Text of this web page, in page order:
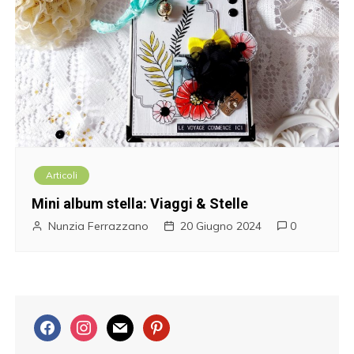
Articoli
Mini album stella: Viaggi & Stelle
Nunzia Ferrazzano 20 Giugno 2024 0
f
a
i
n
m
a
p